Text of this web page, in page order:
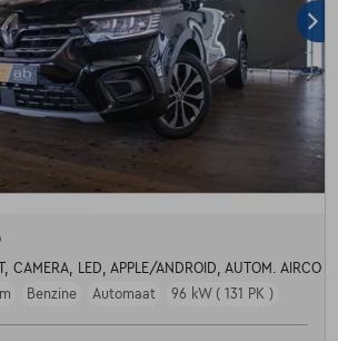
CAMERA, LED, APPLE/ANDROID, AUTOM. AIRCO
Benzine Automaat 96 kW ( 131 PK )